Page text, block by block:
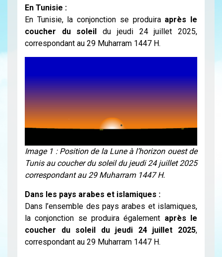
En Tunisie :
En Tunisie, la conjonction se produira après le
coucher du soleil du jeudi 24 juillet 2025,
correspondant au 29 Muharram 1447 H.
Image 1 : Position de la Lune à l’horizon ouest de
Tunis au coucher du soleil du jeudi 24 juillet 2025
correspondant au 29 Muharram 1447 H.
Dans les pays arabes et islamiques :
Dans l’ensemble des pays arabes et islamiques,
la conjonction se produira également après le
coucher du soleil du jeudi 24 juillet 2025,
correspondant au 29 Muharram 1447 H.